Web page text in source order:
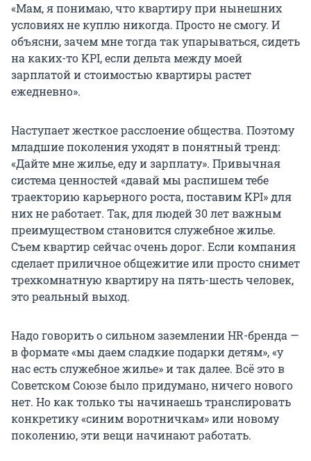
«Мам, я понимаю, что квартиру при нынешних
условиях не куплю никогда. Просто не смогу. И
объясни, зачем мне тогда так упарываться, сидеть
на каких-то KPI, если дельта между моей
зарплатой и стоимостью квартиры растет
ежедневно».
Наступает жесткое расслоение общества. Поэтому
младшие поколения уходят в понятный тренд:
«Дайте мне жилье, еду и зарплату». Привычная
система ценностей «давай мы распишем тебе
траекторию карьерного роста, поставим KPI» для
них не работает. Так, для людей 30 лет важным
преимуществом становится служебное жилье.
Съем квартир сейчас очень дорог. Если компания
сделает приличное общежитие или просто снимет
трехкомнатную квартиру на пять-шесть человек,
это реальный выход.
Надо говорить о сильном заземлении HR-бренда —
в формате «мы даем сладкие подарки детям», «у
нас есть служебное жилье» и так далее. Всё это в
Советском Союзе было придумано, ничего нового
нет. Но как только ты начинаешь транслировать
конкретику «синим воротничкам» или новому
поколению, эти вещи начинают работать.